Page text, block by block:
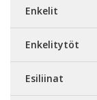
Enkelit
Enkelitytöt
Esiliinat